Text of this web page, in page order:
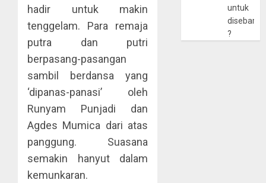
hadir untuk makin
tenggelam. Para remaja
putra dan putri
berpasang-pasangan
sambil berdansa yang
‘dipanas-panasi’ oleh
Runyam Punjadi dan
Agdes Mumica dari atas
panggung. Suasana
semakin hanyut dalam
kemunkaran.
untuk
?